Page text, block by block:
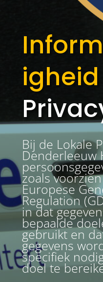
igheid
Bij de Lokale
Denderleeuw
zoals
Europese
Regulation
in dat
bepaalde
gebruikt en
gegevens
specifiek
doel te